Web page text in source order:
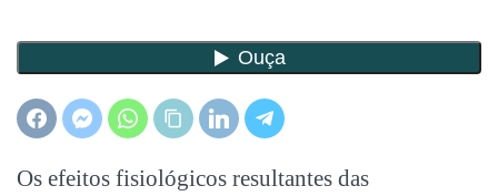
Os efeitos fisiológicos resultantes das